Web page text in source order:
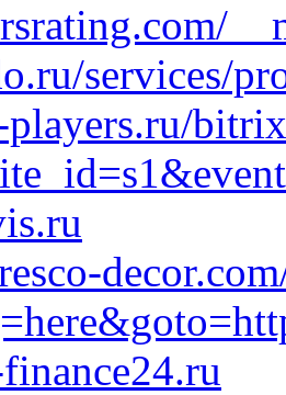
services/